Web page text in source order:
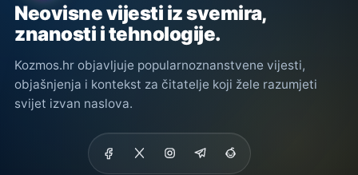
Neovisne vijesti iz svemira,
znanosti i tehnologije.
Kozmos.hr objavljuje popularnoznanstvene vijesti,
objašnjenja i kontekst za čitatelje koji žele razumjeti
svijet izvan naslova.